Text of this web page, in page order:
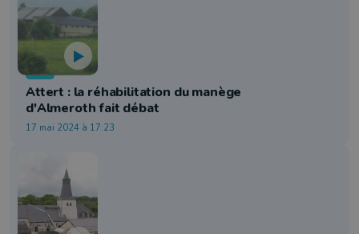
Info
Attert : la réhabilitation du manège
d'Almeroth fait débat
17 mai 2024 à 17:23